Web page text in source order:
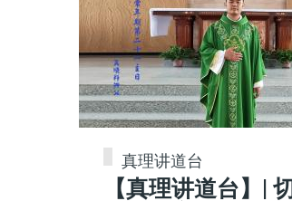
真理讲道台
【真理讲道台】|